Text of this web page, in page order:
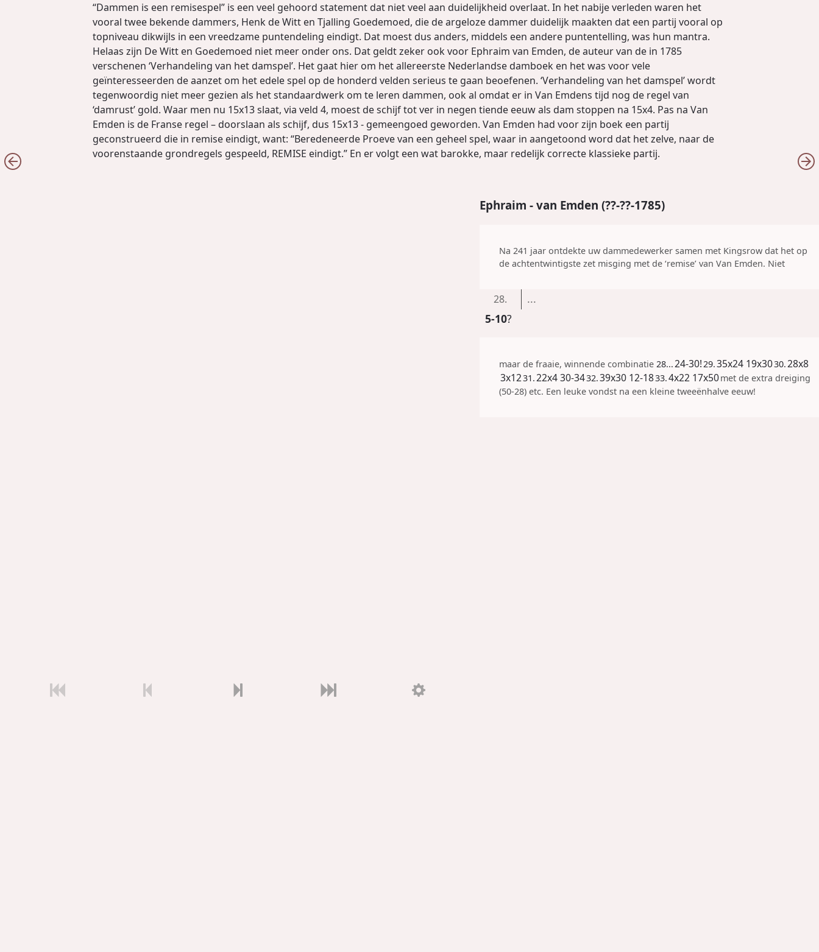
“Dammen is een remisespel” is een veel gehoord statement dat niet veel aan duidelijkheid overlaat. In het nabije verleden waren het
vooral twee bekende dammers, Henk de Witt en Tjalling Goedemoed, die de argeloze dammer duidelijk maakten dat een partij vooral op
topniveau dikwijls in een vreedzame puntendeling eindigt. Dat moest dus anders, middels een andere puntentelling, was hun mantra.
Helaas zijn De Witt en Goedemoed niet meer onder ons. Dat geldt zeker ook voor Ephraim van Emden, de auteur van de in 1785
verschenen ‘Verhandeling van het damspel’. Het gaat hier om het allereerste Nederlandse damboek en het was voor vele
geïnteresseerden de aanzet om het edele spel op de honderd velden serieus te gaan beoefenen. ‘Verhandeling van het damspel’ wordt
tegenwoordig niet meer gezien als het standaardwerk om te leren dammen, ook al omdat er in Van Emdens tijd nog de regel van
‘damrust’ gold. Waar men nu 15x13 slaat, via veld 4, moest de schijf tot ver in negen tiende eeuw als dam stoppen na 15x4. Pas na Van
Emden is de Franse regel – doorslaan als schijf, dus 15x13 - gemeengoed geworden. Van Emden had voor zijn boek een partij
geconstrueerd die in remise eindigt, want: “Beredeneerde Proeve van een geheel spel, waar in aangetoond word dat het zelve, naar de
voorenstaande grondregels gespeeld, REMISE eindigt.” En er volgt een wat barokke, maar redelijk correcte klassieke partij.
Ephraim - van Emden (??-??-1785)
Na 241 jaar ontdekte uw dammedewerker samen met Kingsrow dat het op
de achtentwintigste zet misging met de ‘remise’ van Van Emden. Niet
28.
...
5-10?
maar de fraaie, winnende combinatie28...24-30!29.35x24 19x3030.28x8
3x1231.22x430-3432.39x30 12-1833.4x22 17x50met de extra dreiging
(50-28) etc. Een leuke vondst na een kleine tweeënhalve eeuw!